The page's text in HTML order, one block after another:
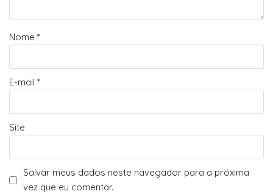
Nome *
E-mail *
Site
Salvar meus dados neste navegador para a próxima
vez que eu comentar.